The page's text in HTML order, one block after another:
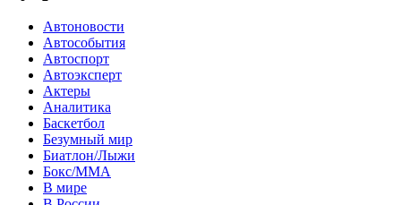
Автоновости
Автособытия
Автоспорт
Автоэксперт
Актеры
Аналитика
Баскетбол
Безумный мир
Биатлон/Лыжи
Бокс/MMA
В мире